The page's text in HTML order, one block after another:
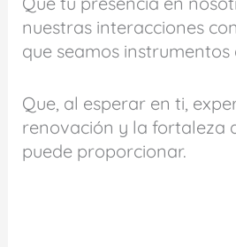
nuestras interacciones
que seamos instrumentos
Que, al esperar en ti,
renovación y la fortaleza
puede proporcionar.